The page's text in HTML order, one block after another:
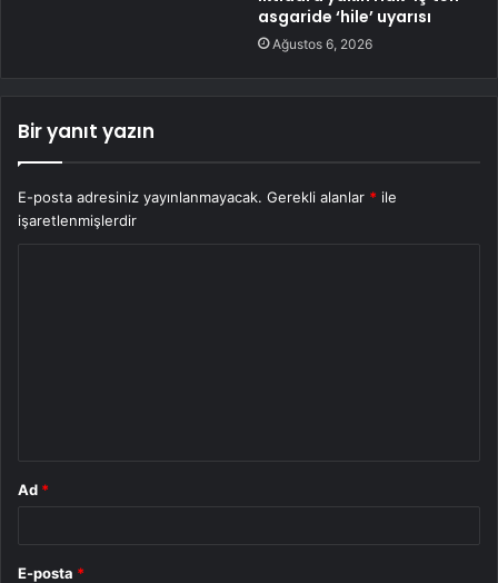
asgaride ‘hile’ uyarısı
Ağustos 6, 2026
Bir yanıt yazın
E-posta adresiniz yayınlanmayacak. Gerekli alanlar * ile
işaretlenmişlerdir
Ad *
E-posta *